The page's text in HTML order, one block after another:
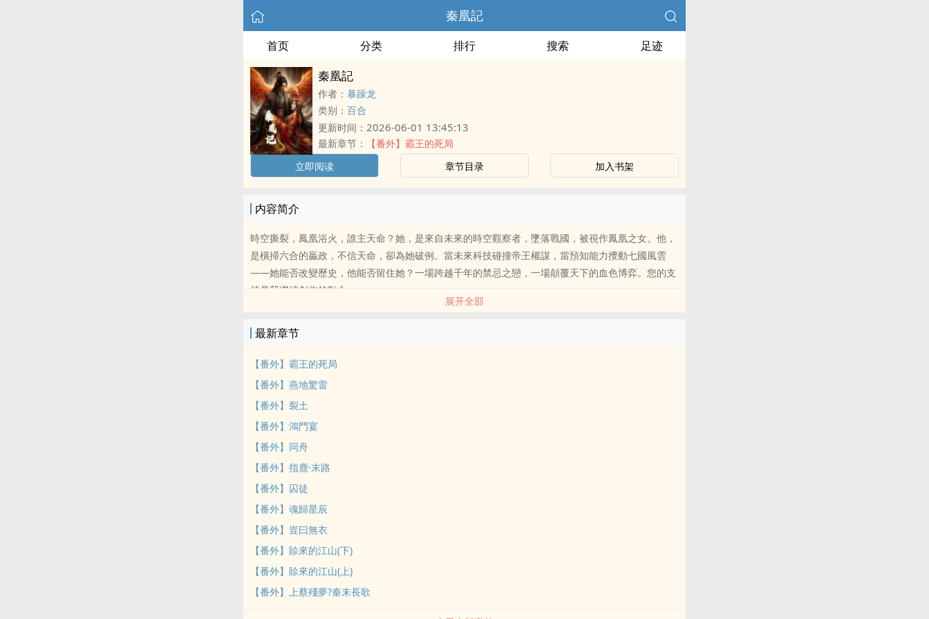
秦凰記
首页 分类 排行 搜索 足迹
秦凰記
作者： 暴躁龙
类别： 百合
更新时间： 2026-06-01 13:45:13
最新章节：
【番外】霸王的死局
立即阅读
章节目录 加入书架
内容简介
時空撕裂，鳳凰浴火，誰主天命？她，是來自未來的時空觀察者，墜落戰國，被視作鳳凰之女。他，
是橫掃六合的贏政，不信天命，卻為她破例。當未來科技碰撞帝王權謀，當預知能力攪動七國風雲
——她能否改變歷史，他能否留住她？一場跨越千年的禁忌之戀，一場顛覆天下的血色博弈。您的支
持是我繼續創作的動力。
展开全部
最新章节
【番外】霸王的死局
【番外】燕地驚雷
【番外】裂土
【番外】鴻門宴
【番外】同舟
【番外】指鹿·末路
【番外】囚徒
【番外】魂歸星辰
【番外】豈曰無衣
【番外】賒來的江山(下)
【番外】賒來的江山(上)
【番外】上蔡殘夢?秦末長歌